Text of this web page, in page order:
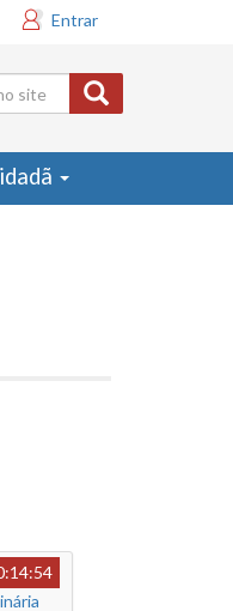
Entrar